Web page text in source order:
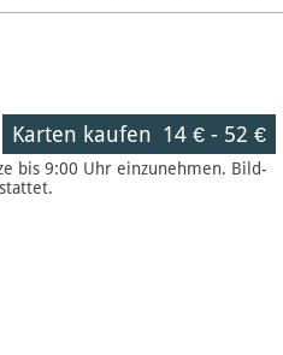
Karten kaufen 14 €- 52 €
bis 9:00 Uhr einzunehmen. Bild-